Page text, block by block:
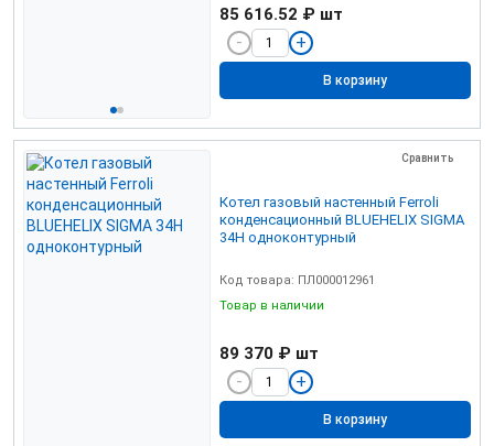
85 616.52 ₽ шт
В корзину
Сравнить
Котел газовый настенный Ferroli
конденсационный BLUEHELIX SIGMA
34H одноконтурный
Код товара: ПЛ000012961
Товар в наличии
89 370 ₽ шт
В корзину